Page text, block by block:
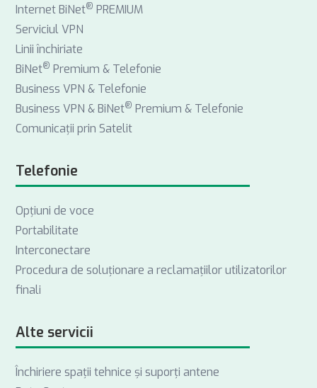
Internet BiNet® PREMIUM
Serviciul VPN
Linii închiriate
BiNet® Premium & Telefonie
Business VPN & Telefonie
Business VPN & BiNet® Premium & Telefonie
Comunicații prin Satelit
Telefonie
Opţiuni de voce
Portabilitate
Interconectare
Procedura de soluționare a reclamațiilor utilizatorilor
finali
Alte servicii
Închiriere spații tehnice și suporți antene